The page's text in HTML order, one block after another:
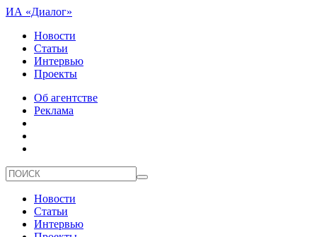
ИА «Диалог»
Новости
Статьи
Интервью
Проекты
Об агентстве
Реклама
Новости
Статьи
Интервью